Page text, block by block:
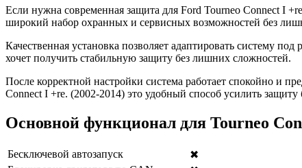
Если нужна современная защита для Ford Tourneo Connect I
широкий набор охранных и сервисных возможностей без
Качественная установка позволяет адаптировать систему
хочет получить стабильную защиту без лишних сложностей.
После корректной настройки система работает спокойно и
Connect I +re. (2002-2014) это удобный способ усилить защиту
Основной функционал для Tourneo
Бесключевой автозапуск
✖